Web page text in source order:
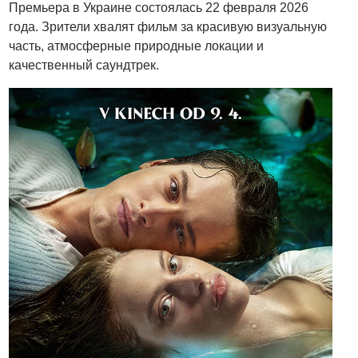
Премьера в Украине состоялась 22 февраля 2026
года. Зрители хвалят фильм за красивую визуальную
часть, атмосферные природные локации и
качественный саундтрек.